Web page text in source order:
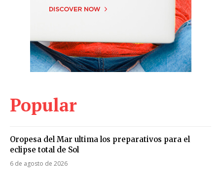
Popular
Oropesa del Mar ultima los preparativos para el
eclipse total de Sol
6 de agosto de 2026